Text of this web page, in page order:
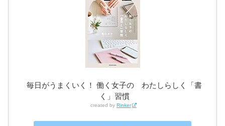
毎日がうまくいく！ 働く女子の わたしらしく「書
く」習慣
created by Rinker